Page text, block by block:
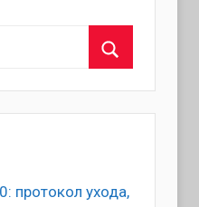
протокол ухода,